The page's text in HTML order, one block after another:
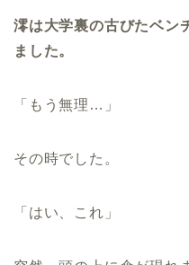
澪は大学裏の古びたベン
ました。
「もう無理…」
その時でした。
「はい、これ」